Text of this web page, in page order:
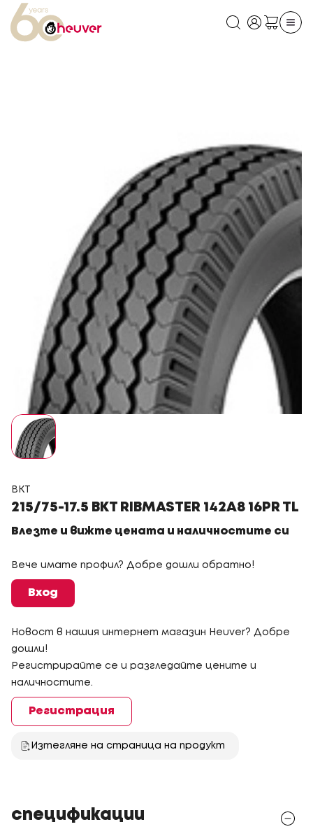
BKT
215/75-17.5 BKT RIBMASTER 142A8 16PR TL
Влезте и вижте цената и наличностите си
Вече имате профил? Добре дошли обратно!
Вход
Новост в нашия интернет магазин Heuver? Добре
дошли!
Регистрирайте се и разгледайте цените и
наличностите.
Регистрация
Изтегляне на страница на продукт
спецификации